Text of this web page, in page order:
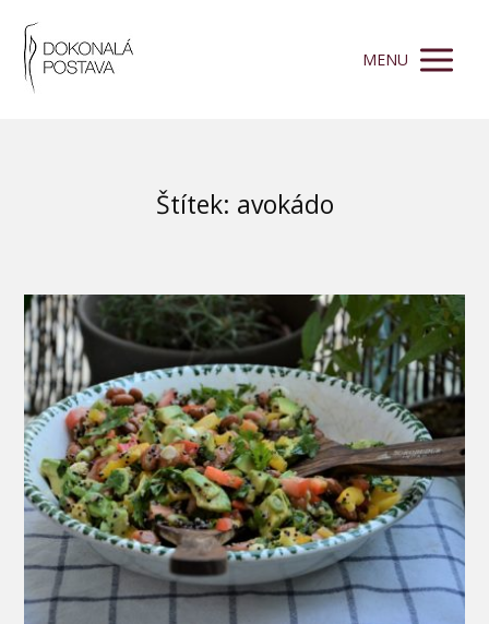
MENU
Štítek: avokádo